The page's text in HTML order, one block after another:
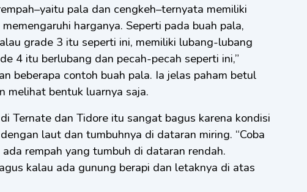
pala dan cengkeh–ternyata memiliki
harganya. Seperti pada buah pala,
grade 3 itu seperti ini, memiliki lubang-lubang
4 itu berlubang dan pecah-pecah seperti ini,”
beberapa contoh buah pala. Ia jelas paham betul
melihat bentuk luarnya saja.
Ternate dan Tidore itu sangat bagus karena kondisi
laut dan tumbuhnya di dataran miring. “Coba
rempah yang tumbuh di dataran rendah.
kalau ada gunung berapi dan letaknya di atas